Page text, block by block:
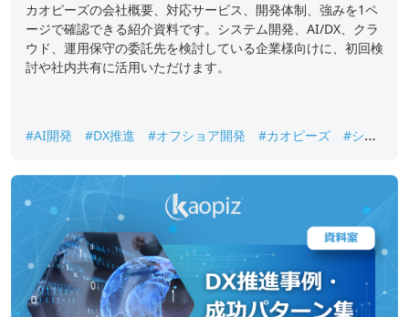
カオピーズの会社概要、対応サービス、開発体制、強みを1ペ
ージで確認できる紹介資料です。システム開発、AI/DX、クラ
ウド、運用保守の委託先を検討している企業様向けに、初回検
討や社内共有に活用いただけます。
#AI開発 #DX推進 #オフショア開発 #カオピーズ
#シス